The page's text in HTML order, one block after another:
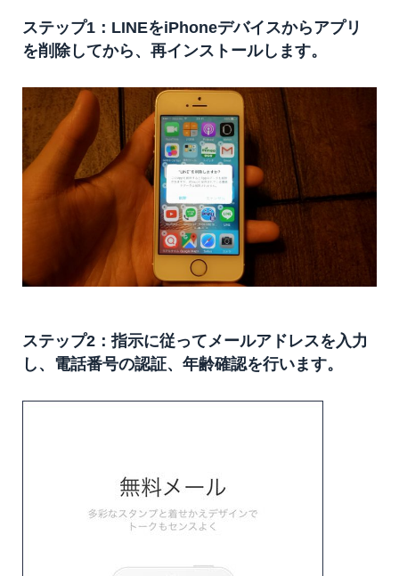
ステップ1：LINEをiPhoneデバイスからアプリ
を削除してから、再インストールします。
ステップ2：指示に従ってメールアドレスを入力
し、電話番号の認証、年齢確認を行います。